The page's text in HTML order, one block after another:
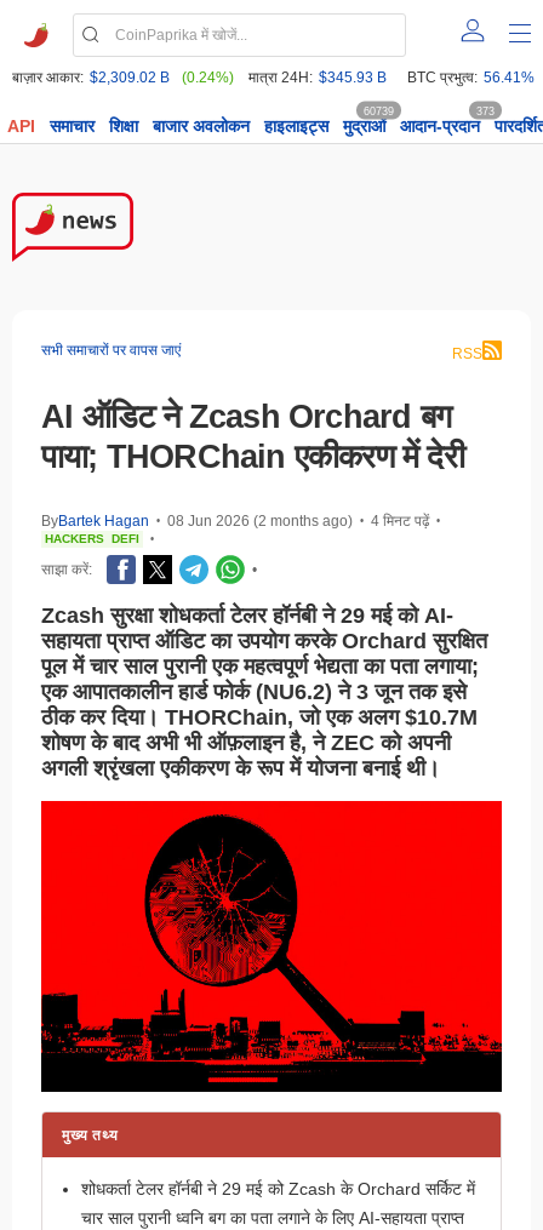
बाज़ार आकार: $2,309.02 B (0.24%) मात्रा 24H: $345.93 B BTC प्रभुत्व: 56.41%
API समाचार शिक्षा बाजार अवलोकन हाइलाइट्स मुद्राओं
60739
आदान-प्रदान
373
सभी समाचारों पर वापस जाएं RSS
AI ऑडिट ने Zcash Orchard बग
पाया; THORChain एकीकरण में देरी
ByBartek Hagan • 08 Jun 2026 (2 months ago) • 4 मिनट पढ़ें •
HACKERS DEFI •
साझा करें: •
Zcash सुरक्षा शोधकर्ता टेलर हॉर्नबी ने 29 मई को AI-
सहायता प्राप्त ऑडिट का उपयोग करके Orchard सुरक्षित
पूल में चार साल पुरानी एक महत्वपूर्ण भेद्यता का पता लगाया;
एक आपातकालीन हार्ड फोर्क (NU6.2) ने 3 जून तक इसे
ठीक कर दिया। THORChain, जो एक अलग $10.7M
शोषण के बाद अभी भी ऑफ़लाइन है, ने ZEC को अपनी
अगली श्रृंखला एकीकरण के रूप में योजना बनाई थी।
मुख्य तथ्य
शोधकर्ता टेलर हॉर्नबी ने 29 मई को Zcash के Orchard सर्किट में
चार साल पुरानी ध्वनि बग का पता लगाने के लिए AI-सहायता प्राप्त